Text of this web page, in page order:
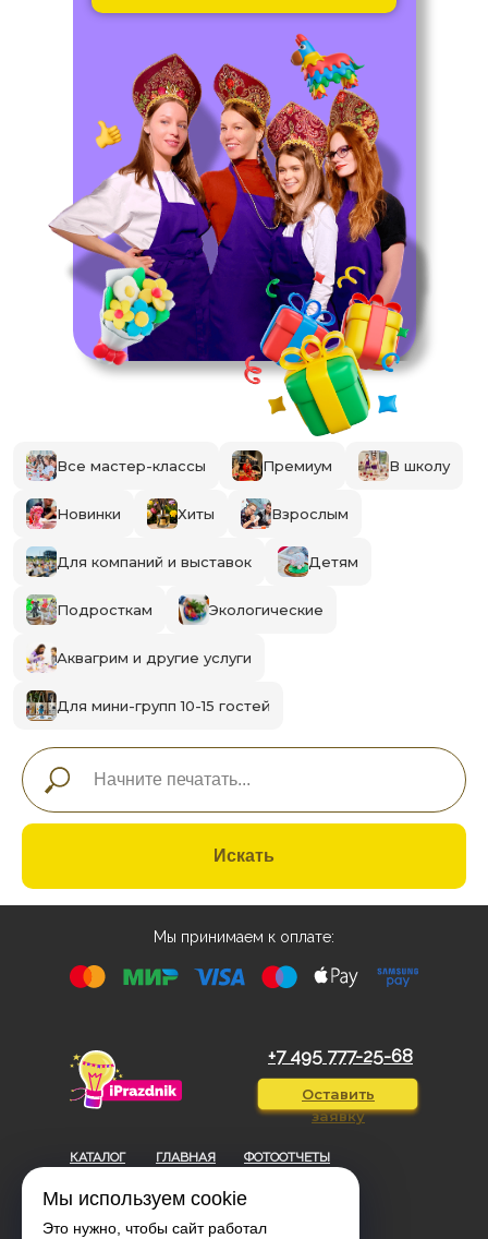
Все мастер-классы Премиум В школу
Новинки Хиты Взрослым
Для компаний и выставок Детям
Подросткам Экологические
Аквагрим и другие услуги
Для мини-групп 10-15 гостей
Искать
Мы принимаем к оплате:
ФОТООТЧЕТЫ
КАТАЛОГ
+7 495 777-25-68
КОНТАКТЫ
ЮР. ЛИЦАМ
Оставить
заявку
ГЛАВНАЯ
Мы используем cookie
Это нужно, чтобы сайт работал